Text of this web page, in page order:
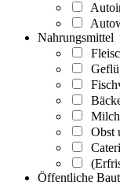
Nahrungsmittel
Obst
Öffentliche